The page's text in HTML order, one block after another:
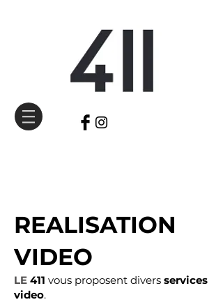
REALISATION
VIDEO
LE 411 vous proposent divers services
video.